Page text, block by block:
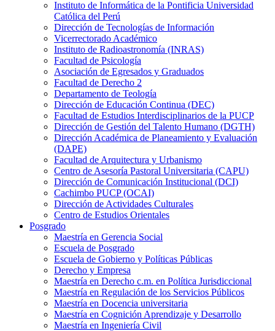
Instituto de Informática de la Pontificia Universidad
Católica del Perú
Dirección de Tecnologías de Información
Vicerrectorado Académico
Instituto de Radioastronomía (INRAS)
Facultad de Psicología
Asociación de Egresados y Graduados
Facultad de Derecho 2
Departamento de Teología
Dirección de Educación Continua (DEC)
Facultad de Estudios Interdisciplinarios de la PUCP
Dirección de Gestión del Talento Humano (DGTH)
Dirección Académica de Planeamiento y Evaluación
(DAPE)
Facultad de Arquitectura y Urbanismo
Centro de Asesoría Pastoral Universitaria (CAPU)
Dirección de Comunicación Institucional (DCI)
Cachimbo PUCP (OCAI)
Dirección de Actividades Culturales
Centro de Estudios Orientales
Posgrado
Maestría en Gerencia Social
Escuela de Posgrado
Escuela de Gobierno y Políticas Públicas
Derecho y Empresa
Maestría en Derecho c.m. en Política Jurisdiccional
Maestría en Regulación de los Servicios Públicos
Maestría en Docencia universitaria
Maestría en Cognición Aprendizaje y Desarrollo
Maestría en Ingeniería Civil